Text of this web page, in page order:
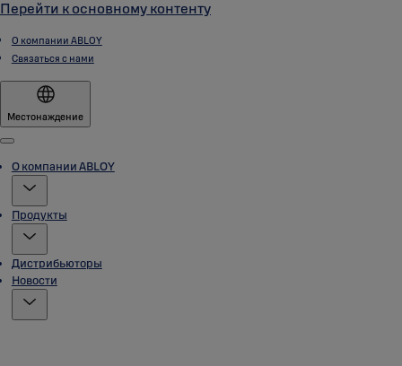
Перейти к основному контенту
О компании ABLOY
Связаться с нами
Местонаждение
Menu
О компании ABLOY
Продукты
Дистрибьюторы
Новости